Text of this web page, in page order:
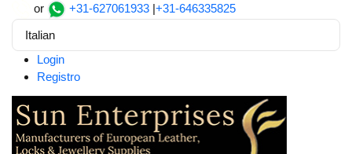
or +31-627061933 |+31-646335825
Italian
Login
Registro